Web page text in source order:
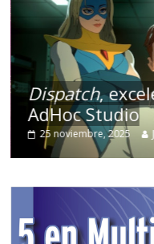
Dispatch,
AdHoc Studio
25 noviembre, 2025